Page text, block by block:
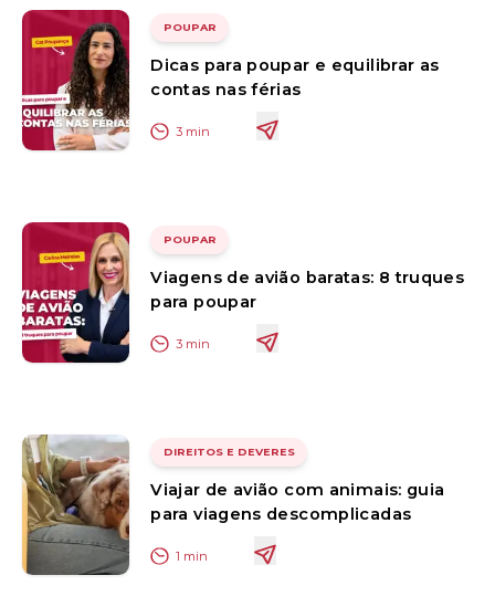
POUPAR
Dicas para poupar e equilibrar as
contas nas férias
3 min
POUPAR
Viagens de avião baratas: 8 truques
para poupar
3 min
DIREITOS E DEVERES
Viajar de avião com animais: guia
para viagens descomplicadas
1 min